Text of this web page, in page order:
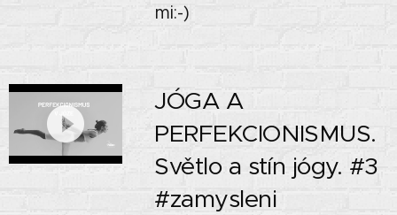
mi:-)
JÓGA A
PERFEKCIONISMUS.
Světlo a stín jógy. #3
#zamysleni